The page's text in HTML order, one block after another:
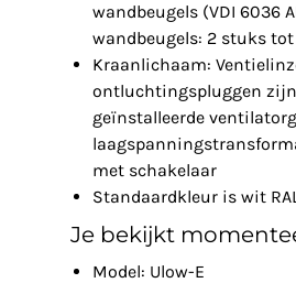
wandbeugels (VDI 6036
wandbeugels: 2 stuks
Kraanlichaam:
ontluchtingspluggen zijn
geïnstalleerde
met schakelaar
Standaardkleur is wit
Je bekijkt
Model: Ulow-E